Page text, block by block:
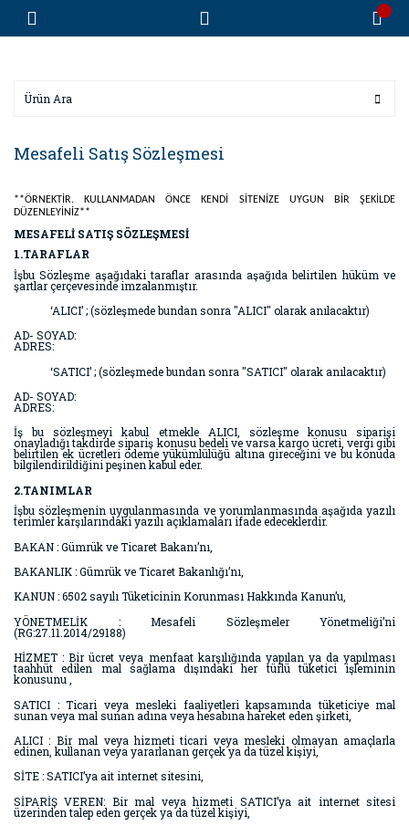
Mesafeli Satış Sözleşmesi
**ÖRNEKTİR. KULLANMADAN ÖNCE KENDİ SİTENİZE UYGUN BİR ŞEKİLDE
DÜZENLEYİNİZ**
MESAFELİ SATIŞ SÖZLEŞMESİ
1.TARAFLAR
İşbu Sözleşme aşağıdaki taraflar arasında aşağıda belirtilen hüküm ve
şartlar çerçevesinde imzalanmıştır.
‘ALICI’ ; (sözleşmede bundan sonra "ALICI" olarak anılacaktır)
AD- SOYAD:
ADRES:
‘SATICI’ ; (sözleşmede bundan sonra "SATICI" olarak anılacaktır)
AD- SOYAD:
ADRES:
İş bu sözleşmeyi kabul etmekle ALICI, sözleşme konusu siparişi
onayladığı takdirde sipariş konusu bedeli ve varsa kargo ücreti, vergi gibi
belirtilen ek ücretleri ödeme yükümlülüğü altına gireceğini ve bu konuda
bilgilendirildiğini peşinen kabul eder.
2.TANIMLAR
İşbu sözleşmenin uygulanmasında ve yorumlanmasında aşağıda yazılı
terimler karşılarındaki yazılı açıklamaları ifade edeceklerdir.
BAKAN : Gümrük ve Ticaret Bakanı’nı,
BAKANLIK : Gümrük ve Ticaret Bakanlığı’nı,
KANUN : 6502 sayılı Tüketicinin Korunması Hakkında Kanun’u,
YÖNETMELİK : Mesafeli Sözleşmeler Yönetmeliği’ni
(RG:27.11.2014/29188)
HİZMET : Bir ücret veya menfaat karşılığında yapılan ya da yapılması
taahhüt edilen mal sağlama dışındaki her türlü tüketici işleminin
konusunu ,
SATICI : Ticari veya mesleki faaliyetleri kapsamında tüketiciye mal
sunan veya mal sunan adına veya hesabına hareket eden şirketi,
ALICI : Bir mal veya hizmeti ticari veya mesleki olmayan amaçlarla
edinen, kullanan veya yararlanan gerçek ya da tüzel kişiyi,
SİTE : SATICI’ya ait internet sitesini,
SİPARİŞ VEREN: Bir mal veya hizmeti SATICI’ya ait internet sitesi
üzerinden talep eden gerçek ya da tüzel kişiyi,